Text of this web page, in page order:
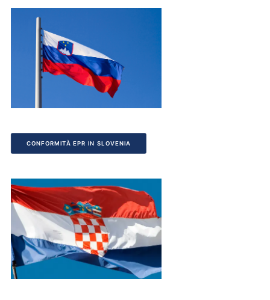
CONFORMITÀ EPR IN SLOVENIA